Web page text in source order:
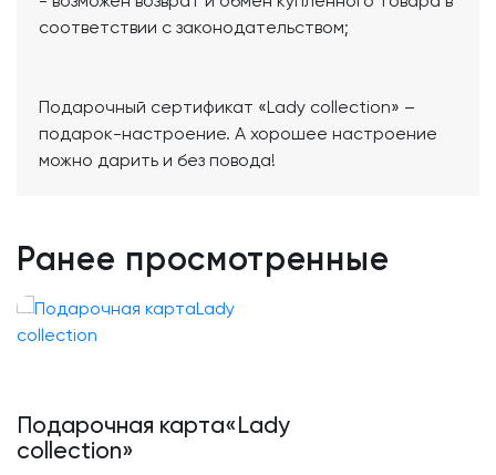
соответствии с законодательством;
Подарочный сертификат «Lady collection» –
подарок-настроение. А хорошее настроение
можно дарить и без повода!
Ранее просмотренные
Подарочная карта«Lady
collection»